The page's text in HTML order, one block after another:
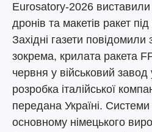
Eurosatory-2026 виставили
дронів та макетів ракет
Західні газети
зокрема, крилата ракета
червня у військовий
розробка італійської
передана Україні.
основному німецького